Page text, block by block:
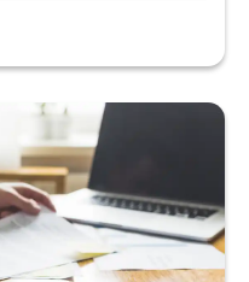
ayuda a